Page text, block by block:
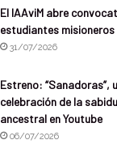
El IAAviM abre
estudiantes misioneros
31/07/2026
Estreno: “Sanadoras”,
celebración de la
ancestral en Youtube
06/07/2026